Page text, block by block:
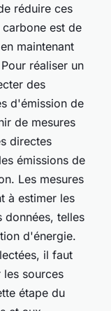
réduire ces
est de
maintenant
réaliser un
des
d'émission de
de mesures
directes
émissions de
Les mesures
à estimer les
données, telles
d'énergie.
il faut
les sources
étape du